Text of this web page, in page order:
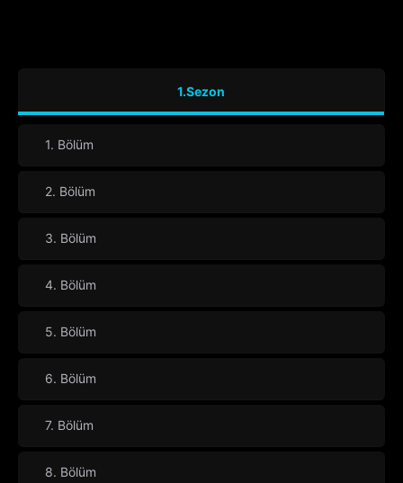
1.Sezon
1. Bölüm
2. Bölüm
3. Bölüm
4. Bölüm
5. Bölüm
6. Bölüm
7. Bölüm
8. Bölüm